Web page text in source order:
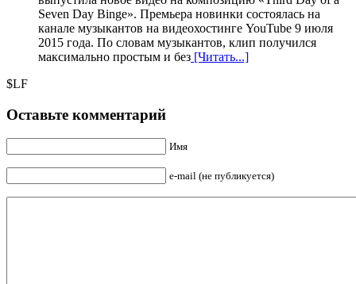
Seven Day Binge». Премьера новинки состоялась на
канале музыкантов на видеохостинге YouTube 9 июля
2015 года. По словам музыкантов, клип получился
максимально простым и без [Читать...]
$LF
Оставьте комментарий
Имя
e-mail (не публикуется)